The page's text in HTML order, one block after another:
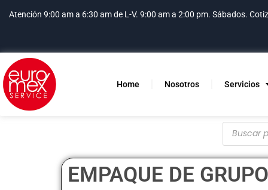
Atención 9:00 am a 6:30 am de L-V. 9:00 am a 2:00 pm. Sábados.
Home Nosotros Servicios
EMPAQUE DE GRUPO